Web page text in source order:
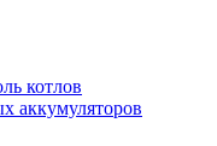
котлов
аккумуляторов